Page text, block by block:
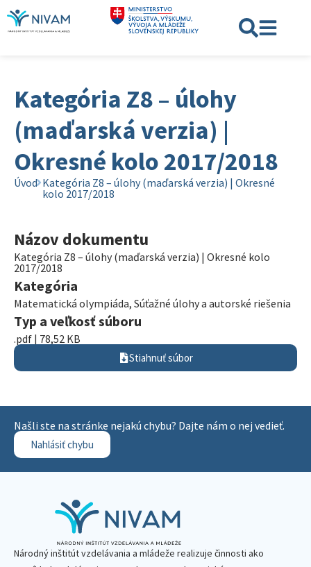
Kategória Z8 – úlohy
(maďarská verzia) |
Okresné kolo 2017/2018
Úvod Kategória Z8 – úlohy (maďarská verzia) | Okresné
kolo 2017/2018
Názov dokumentu
Kategória Z8 – úlohy (maďarská verzia) | Okresné kolo
2017/2018
Kategória
Matematická olympiáda, Súťažné úlohy a autorské riešenia
Typ a veľkosť súboru
.pdf | 78,52 KB
Stiahnuť súbor
Našli ste na stránke nejakú chybu? Dajte nám o nej vedieť.
Nahlásiť chybu
Národný inštitút vzdelávania a mládeže realizuje činnosti ako